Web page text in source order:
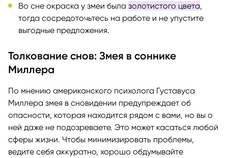
Во сне окраска у змеи была золотистого цвета,
тогда сосредоточьтесь на работе и не упустите
выгодные предложения.
Толкование снов: Змея в соннике
Миллера
По мнению американского психолога Густавуса
Миллера змея в сновидении предупреждает об
опасности, которая находится рядом с вами, но вы о
ней даже не подозреваете. Это может касаться любой
сферы жизни. Чтобы минимизировать проблемы,
ведите себя аккуратно, хорошо обдумывайте